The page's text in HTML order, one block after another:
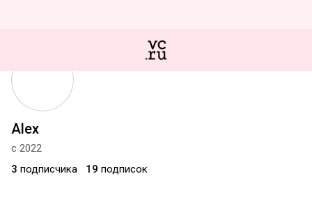
Alex
с 2022
3 подписчика 19 подписок